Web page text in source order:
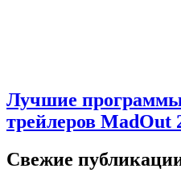
Лучшие программы
трейлеров MadOut
Свежие